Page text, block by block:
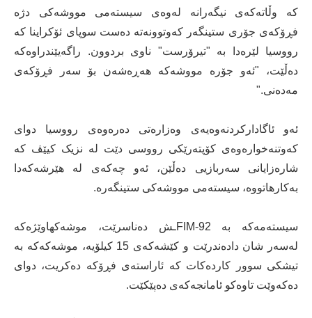
کە وڵاتەکەی نیگەرانە لەوەی سیستەمی مووشەکی دژە
فڕۆکەی جۆری ستینگەر کەوتوونەتە دەست سوپای ئۆکراینا کە
رووسیا لێرەدا بە "تیرۆرست" ناوی بردوون. راگەیێندراوەکە
دەڵێت، "ئەو جۆرە مووشەکە هەڕەشەن بۆ سەر فڕۆکەی
مەدەنی."
ئەو ئاگادارکردنەوەیەی وەزارەتی دەرەوەی رووسیا دوای
کەوتنەخوارەوەی کۆپتەرێکی رووسی دێت لە نزیک کیێڤ کە
شارەزایانی سەربازیی دەڵێن، ئەو چەکەی لە هێرشەکەدا
بەکارهاتووە، سیستەمی مووشەکی ستینگەرە.
سیستەمەکە بە FIM-92ـش دەناسرێت، موشەکهاوێژەکە
لەسەر شان دادەندرێت و کێشەکەی 15 کیلۆیە، موشەکەکە بە
تیشکی سوور کاردەکات کە ئاراستەی فڕۆکە دەکریت، دوای
دەکەوێت تاوەکو ئامانجەکەی دەپێکێت.